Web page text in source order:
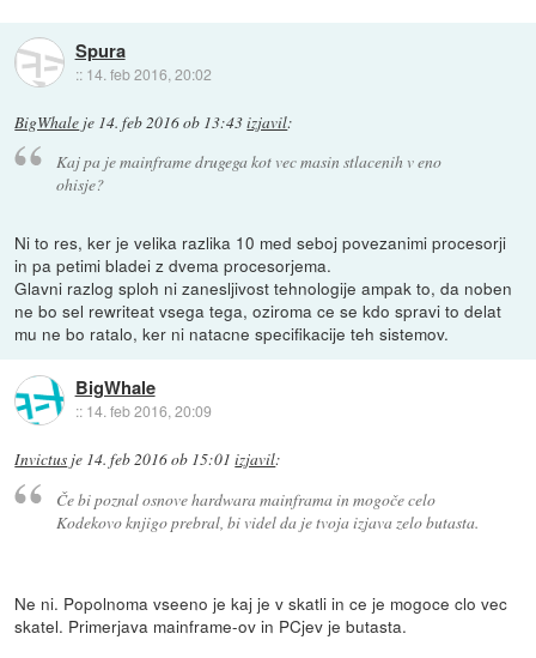
Spura
:: 14. feb 2016, 20:02
BigWhale je 14. feb 2016 ob 13:43izjavil:
Kaj pa je mainframe drugega kot vec masin stlacenih v eno
ohisje?
Ni to res, ker je velika razlika 10 med seboj povezanimi procesorji
in pa petimi bladei z dvema procesorjema.
Glavni razlog sploh ni zanesljivost tehnologije ampak to, da noben
ne bo sel rewriteat vsega tega, oziroma ce se kdo spravi to delat
mu ne bo ratalo, ker ni natacne specifikacije teh sistemov.
BigWhale
:: 14. feb 2016, 20:09
Invictus je 14. feb 2016 ob 15:01 izjavil:
Če bi poznal osnove hardwara mainframa in mogoče celo
Kodekovo knjigo prebral, bi videl da je tvoja izjava zelo butasta.
Ne ni. Popolnoma vseeno je kaj je v skatli in ce je mogoce clo vec
skatel. Primerjava mainframe-ov in PCjev je butasta.